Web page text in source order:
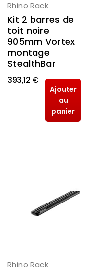
Rhino Rack
Kit 2 barres de
toit noire
905mm Vortex
montage
StealthBar
393,12 €
Ajouter
au
panier
Rhino Rack